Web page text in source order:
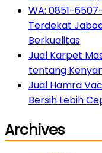
WA: 0851-
Terdekat
Berkualitas
Jual Karpet
tentang
Jual Hamra
Bersih Lebih
Archives